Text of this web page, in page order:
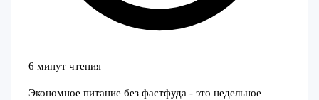
6 минут чтения
Экономное питание без фастфуда - это недельное